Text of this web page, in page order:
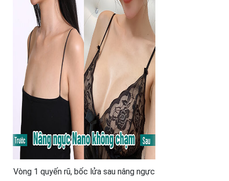
Vòng 1 quyến rũ, bốc lửa sau nâng ngực